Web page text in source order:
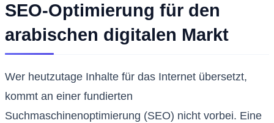
SEO-Optimierung für den
arabischen digitalen Markt
Wer heutzutage Inhalte für das Internet übersetzt,
kommt an einer fundierten
Suchmaschinenoptimierung (SEO) nicht vorbei. Eine